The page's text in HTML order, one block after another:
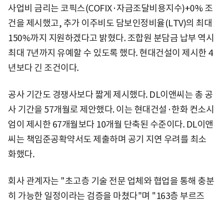
사업비 금리는 코픽스(COFIX·자금조달비용지수)+0% 조
건을 제시했고, 추가 이주비도 담보인정비율(LTV)의 최대
150%까지 지원하겠다고 밝혔다. 조합원 분담금 납부 역시
최대 7년까지 유예할 수 있도록 했다. 현대건설이 제시한 4
년보다 긴 조건이다.
공사 기간도 경쟁사보다 짧게 제시했다. DL이앤씨는 총 공
사 기간을 57개월로 제안했다. 이는 현대건설·한화 컨소시
엄이 제시한 67개월보다 10개월 단축된 수준이다. DL이앤
씨는 책임준공확약서도 제출하며 공기 지연 우려를 최소
화했다.
회사 관계자는 "초고층 기술 전문 업체와 협업을 통해 충분
히 가능한 일정이라는 검증을 마쳤다"며 "163층 부르즈